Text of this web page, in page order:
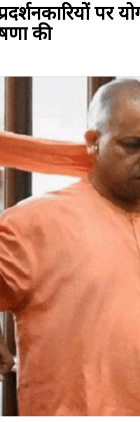
की